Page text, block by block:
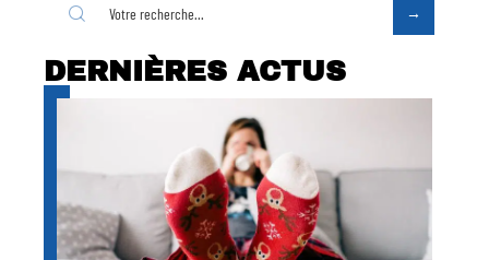
DERNIÈRES ACTUS